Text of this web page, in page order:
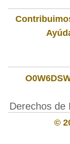
Derechos de
©